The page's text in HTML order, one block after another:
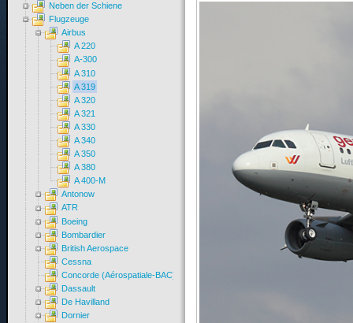
Neben der Schiene
Flugzeuge
Airbus
A 220
A-300
A 310
A 319
A 320
A 321
A 330
A 340
A 350
A 380
A 400-M
Antonow
ATR
Boeing
Bombardier
British Aerospace
Cessna
Concorde (Aérospatiale-BAC)
Dassault
De Havilland
Dornier